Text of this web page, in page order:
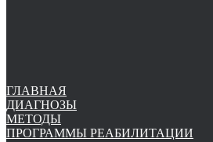
ГЛАВНАЯ
ДИАГНОЗЫ
МЕТОДЫ
ПРОГРАММЫ РЕАБИЛИТАЦИИ